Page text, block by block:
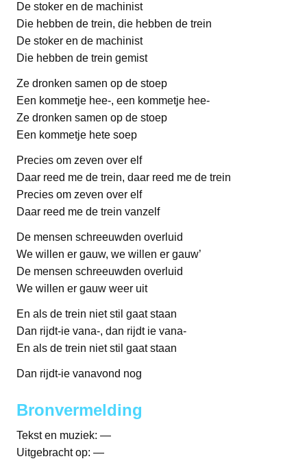
De stoker en de machinist
Die hebben de trein, die hebben de trein
De stoker en de machinist
Die hebben de trein gemist
Ze dronken samen op de stoep
Een kommetje hee-, een kommetje hee-
Ze dronken samen op de stoep
Een kommetje hete soep
Precies om zeven over elf
Daar reed me de trein, daar reed me de trein
Precies om zeven over elf
Daar reed me de trein vanzelf
De mensen schreeuwden overluid
We willen er gauw, we willen er gauw’
De mensen schreeuwden overluid
We willen er gauw weer uit
En als de trein niet stil gaat staan
Dan rijdt-ie vana-, dan rijdt ie vana-
En als de trein niet stil gaat staan
Dan rijdt-ie vanavond nog
Bronvermelding
Tekst en muziek: —
Uitgebracht op: —